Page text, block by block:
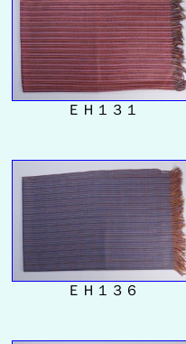
ＥＨ１３１
ＥＨ１３６